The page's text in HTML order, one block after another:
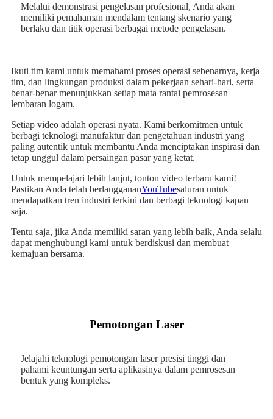
Melalui demonstrasi pengelasan profesional, Anda akan
memiliki pemahaman mendalam tentang skenario yang
berlaku dan titik operasi berbagai metode pengelasan.
Ikuti tim kami untuk memahami proses operasi sebenarnya, kerja
tim, dan lingkungan produksi dalam pekerjaan sehari-hari, serta
benar-benar menunjukkan setiap mata rantai pemrosesan
lembaran logam.
Setiap video adalah operasi nyata. Kami berkomitmen untuk
berbagi teknologi manufaktur dan pengetahuan industri yang
paling autentik untuk membantu Anda menciptakan inspirasi dan
tetap unggul dalam persaingan pasar yang ketat.
Untuk mempelajari lebih lanjut, tonton video terbaru kami!
Pastikan Anda telah berlanggananYouTubesaluran untuk
mendapatkan tren industri terkini dan berbagi teknologi kapan
saja.
Tentu saja, jika Anda memiliki saran yang lebih baik, Anda selalu
dapat menghubungi kami untuk berdiskusi dan membuat
kemajuan bersama.
Pemotongan Laser
Jelajahi teknologi pemotongan laser presisi tinggi dan
pahami keuntungan serta aplikasinya dalam pemrosesan
bentuk yang kompleks.